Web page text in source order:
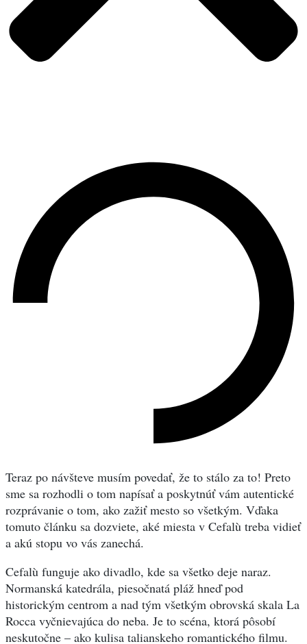
Teraz po návšteve musím povedať, že to stálo za to! Preto
sme sa rozhodli o tom napísať a poskytnúť vám autentické
rozprávanie o tom, ako zažiť mesto so všetkým. Vďaka
tomuto článku sa dozviete, aké miesta v Cefalù treba vidieť
a akú stopu vo vás zanechá.
Cefalù funguje ako divadlo, kde sa všetko deje naraz.
Normanská katedrála, piesočnatá pláž hneď pod
historickým centrom a nad tým všetkým obrovská skala La
Rocca vyčnievajúca do neba. Je to scéna, ktorá pôsobí
neskutočne – ako kulisa talianskeho romantického filmu.